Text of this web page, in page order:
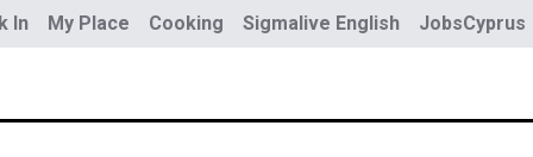
In My Place Cooking Sigmalive English JobsCyprus